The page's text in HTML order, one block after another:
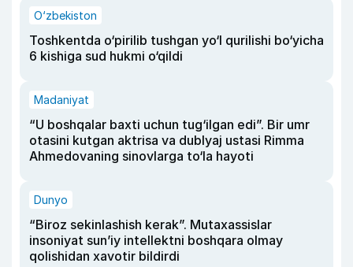
O‘zbekiston
Toshkentda o‘pirilib tushgan yo‘l qurilishi bo‘yicha
6 kishiga sud hukmi o‘qildi
Madaniyat
“U boshqalar baxti uchun tug‘ilgan edi”. Bir umr
otasini kutgan aktrisa va dublyaj ustasi Rimma
Ahmedovaning sinovlarga to‘la hayoti
Dunyo
“Biroz sekinlashish kerak”. Mutaxassislar
insoniyat sun’iy intellektni boshqara olmay
qolishidan xavotir bildirdi